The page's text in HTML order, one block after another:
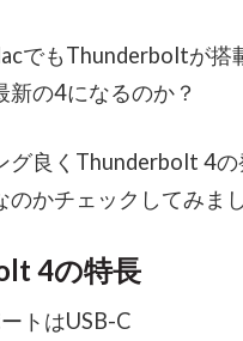
でもThunderboltが搭
新の4になるのか？
グ良くThunderbolt 4
かチェックしてみまし
4の特長
トはUSB-C